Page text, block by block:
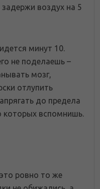
воздух на 5
минут 10.
не поделаешь –
мозг,
отлупить
до предела
которых вспомнишь.
ровно то же